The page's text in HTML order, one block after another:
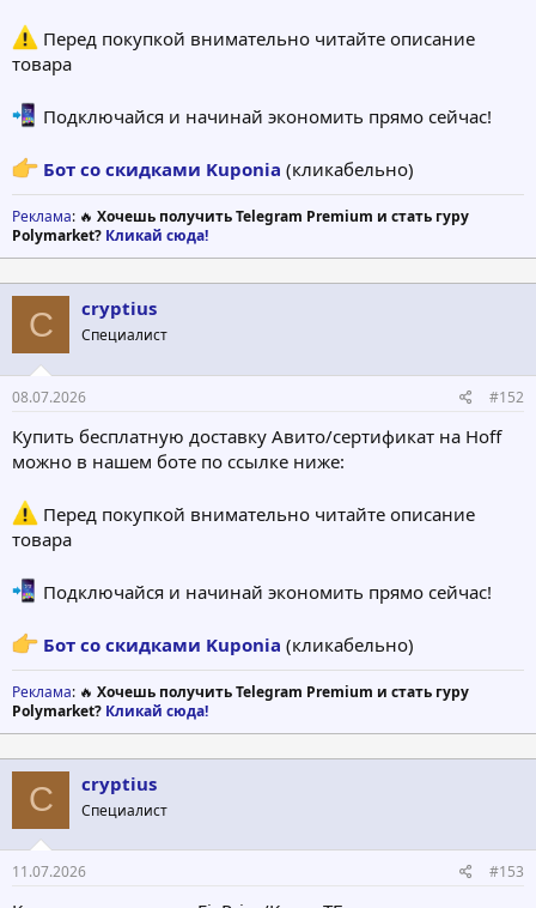
Перед покупкой внимательно читайте описание
товара
Подключайся и начинай экономить прямо сейчас!
Бот со скидками Kuponia (кликабельно)
Реклама: 🔥 Хочешь получить Telegram Premium и стать гуру
Polymarket? Кликай сюда!
C cryptius
Специалист
08.07.2026 #152
Купить бесплатную доставку Авито/сертификат на Hoff
можно в нашем боте по ссылке ниже:
Перед покупкой внимательно читайте описание
товара
Подключайся и начинай экономить прямо сейчас!
Бот со скидками Kuponia (кликабельно)
Реклама: 🔥 Хочешь получить Telegram Premium и стать гуру
Polymarket? Кликай сюда!
C cryptius
Специалист
11.07.2026 #153